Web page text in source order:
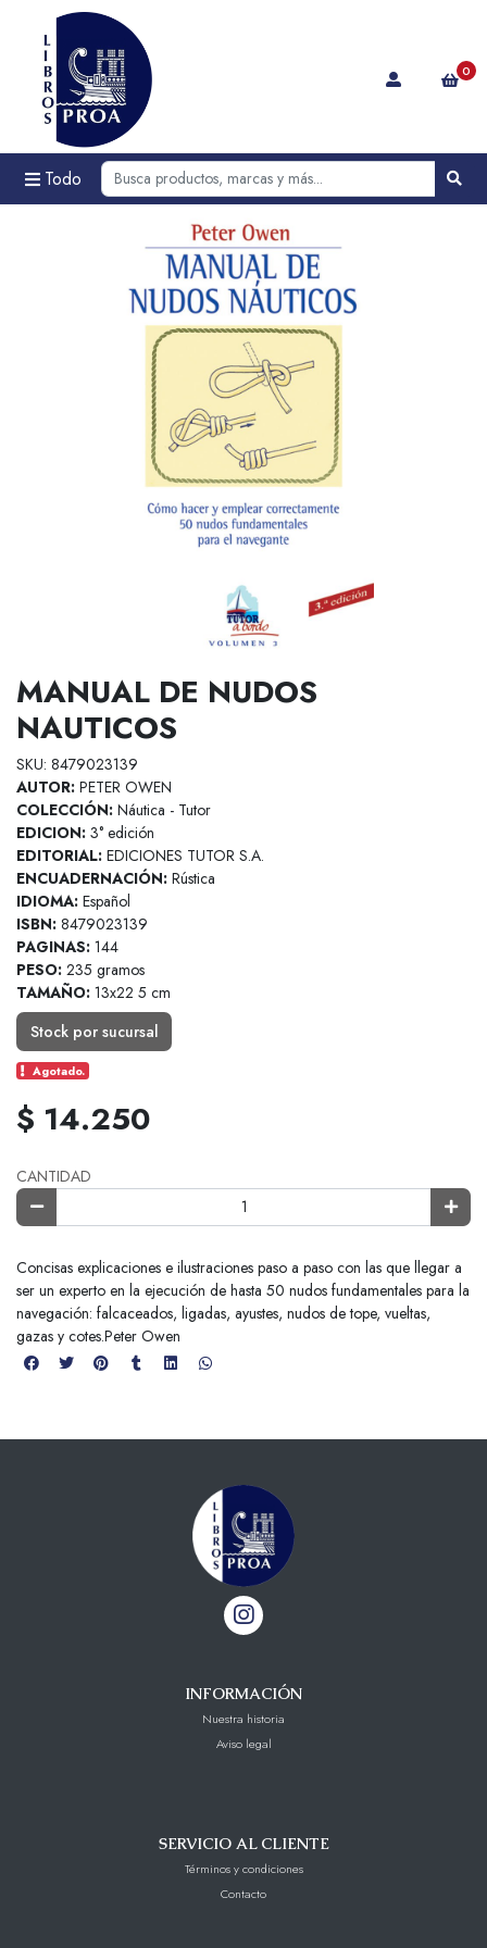
Todo
0
MANUAL DE NUDOS
NAUTICOS
SKU: 8479023139
AUTOR: PETER OWEN
COLECCIÓN: Náutica - Tutor
EDICION: 3° edición
EDITORIAL: EDICIONES TUTOR S.A.
ENCUADERNACIÓN: Rústica
IDIOMA: Español
ISBN: 8479023139
PAGINAS: 144
PESO: 235 gramos
TAMAÑO: 13x22 5 cm
Stock por sucursal
Agotado.
$ 14.250
CANTIDAD
Concisas explicaciones e ilustraciones paso a paso con las que llegar a
ser un experto en la ejecución de hasta 50 nudos fundamentales para la
navegación: falcaceados, ligadas, ayustes, nudos de tope, vueltas,
gazas y cotes.Peter Owen
INFORMACIÓN
Nuestra historia
Aviso legal
SERVICIO AL CLIENTE
Términos y condiciones
Contacto